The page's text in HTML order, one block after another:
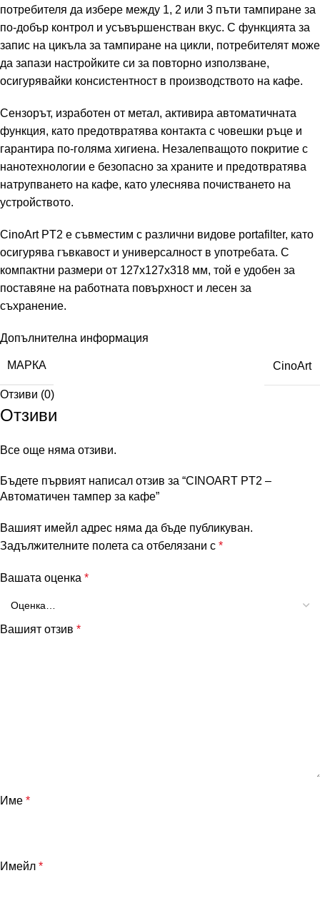
потребителя да избере между 1, 2 или 3 пъти тампиране за
по-добър контрол и усъвършенстван вкус. С функцията за
запис на цикъла за тампиране на цикли, потребителят може
да запази настройките си за повторно използване,
осигурявайки консистентност в производството на кафе.
Сензорът, изработен от метал, активира автоматичната
функция, като предотвратява контакта с човешки ръце и
гарантира по-голяма хигиена. Незалепващото покритие с
нанотехнологии е безопасно за храните и предотвратява
натрупването на кафе, като улеснява почистването на
устройството.
CinoArt PT2 е съвместим с различни видове portafilter, като
осигурява гъвкавост и универсалност в употребата. С
компактни размери от 127x127x318 мм, той е удобен за
поставяне на работната повърхност и лесен за
съхранение.
Допълнителна информация
МАРКА CinoArt
Отзиви (0)
Отзиви
Все още няма отзиви.
Бъдете първият написал отзив за “CINOART PT2 –
Автоматичен тампер за кафе”
Вашият имейл адрес няма да бъде публикуван.
Задължителните полета са отбелязани с *
Вашата оценка *
Вашият отзив *
Име *
Имейл *